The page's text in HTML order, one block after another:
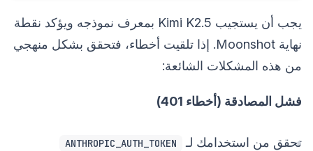
يجب أن يستجيب Kimi K2.5 بمعرف نموذجه ويؤكد نقطة
نهاية Moonshot. إذا تلقيت أخطاء، فتحقق بشكل منهجي
من هذه المشكلات الشائعة:
فشل المصادقة (أخطاء 401)
تحقق من استخدامك لـ ANTHROPIC_AUTH_TOKEN